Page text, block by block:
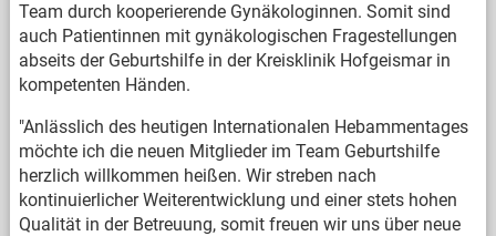
Team durch kooperierende Gynäkologinnen. Somit sind
auch Patientinnen mit gynäkologischen Fragestellungen
abseits der Geburtshilfe in der Kreisklinik Hofgeismar in
kompetenten Händen.
"Anlässlich des heutigen Internationalen Hebammentages
möchte ich die neuen Mitglieder im Team Geburtshilfe
herzlich willkommen heißen. Wir streben nach
kontinuierlicher Weiterentwicklung und einer stets hohen
Qualität in der Betreuung, somit freuen wir uns über neue